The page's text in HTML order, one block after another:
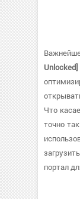
Unlocked]
Что
точно
портал